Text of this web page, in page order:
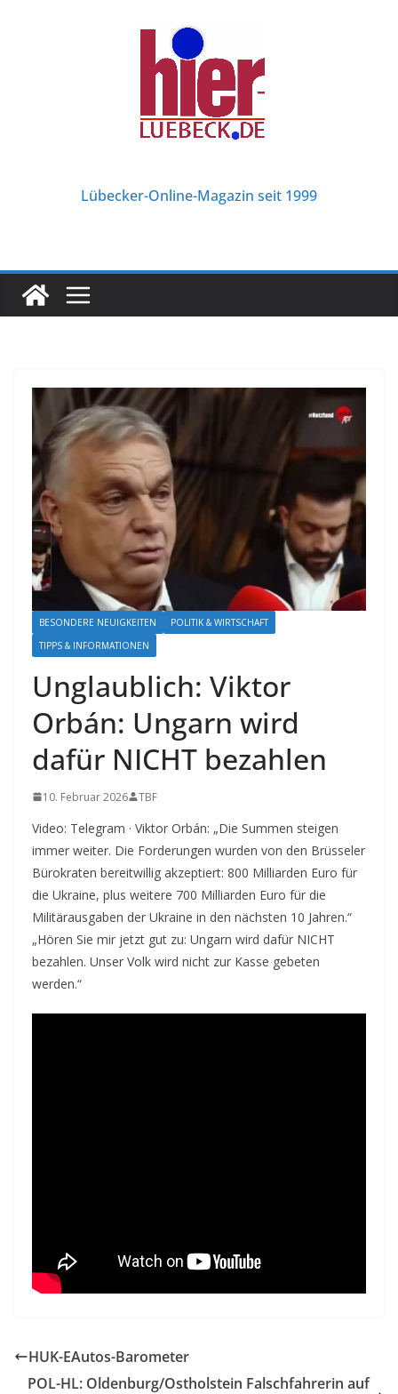
Lübecker-Online-Magazin seit 1999
BESONDERE NEUIGKEITEN
POLITIK & WIRTSCHAFT
TIPPS & INFORMATIONEN
Unglaublich: Viktor
Orbán: Ungarn wird
dafür NICHT bezahlen
10. Februar 2026 TBF
Video: Telegram · Viktor Orbán: „Die Summen steigen
immer weiter. Die Forderungen wurden von den Brüsseler
Bürokraten bereitwillig akzeptiert: 800 Milliarden Euro für
die Ukraine, plus weitere 700 Milliarden Euro für die
Militärausgaben der Ukraine in den nächsten 10 Jahren.“
„Hören Sie mir jetzt gut zu: Ungarn wird dafür NICHT
bezahlen. Unser Volk wird nicht zur Kasse gebeten
werden.“
HUK-EAutos-Barometer
POL-HL: Oldenburg/Ostholstein Falschfahrerin auf